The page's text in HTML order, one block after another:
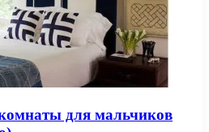
для мальчиков